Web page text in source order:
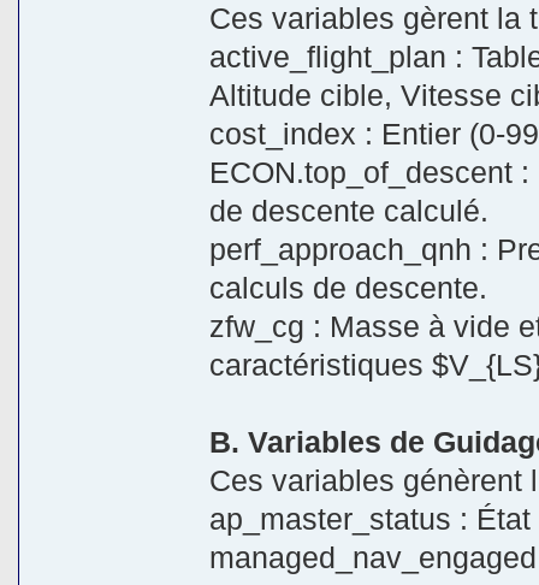
Ces variables gèrent la
active_flight_plan :
Altitude cible, Vitesse
cost_index : Entier (0-
ECON.top_of_descent
de descente calculé.
perf_approach_qnh :
calculs de descente.
zfw_cg : Masse à vide
caractéristiques
B. Variables de
Ces variables génèrent
ap_master_status :